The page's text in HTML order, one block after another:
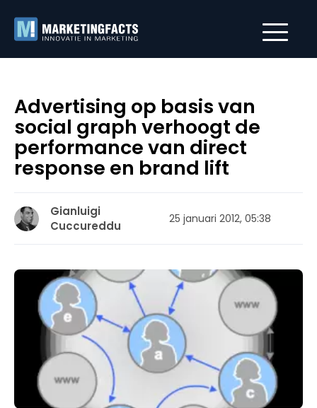
Advertising op basis van
social graph verhoogt de
performance van direct
response en brand lift
Gianluigi
Cuccureddu
25 januari 2012, 05:38